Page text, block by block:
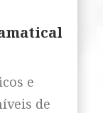
e
de